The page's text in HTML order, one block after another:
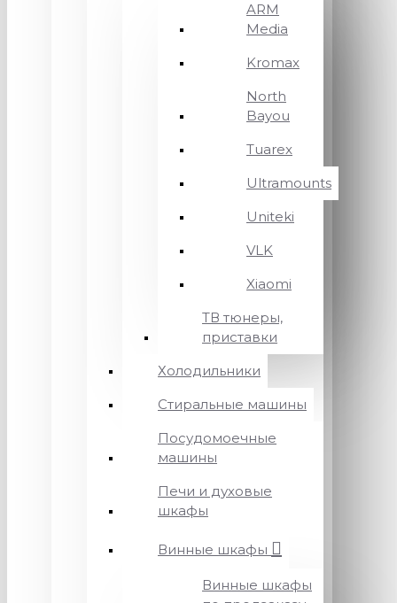
ARM
Media
Kromax
North
Bayou
Tuarex
Ultramounts
Uniteki
VLK
Xiaomi
ТВ тюнеры,
приставки
Холодильники
Стиральные машины
Посудомоечные
машины
Печи и духовые
шкафы
Винные шкафы
Винные шкафы